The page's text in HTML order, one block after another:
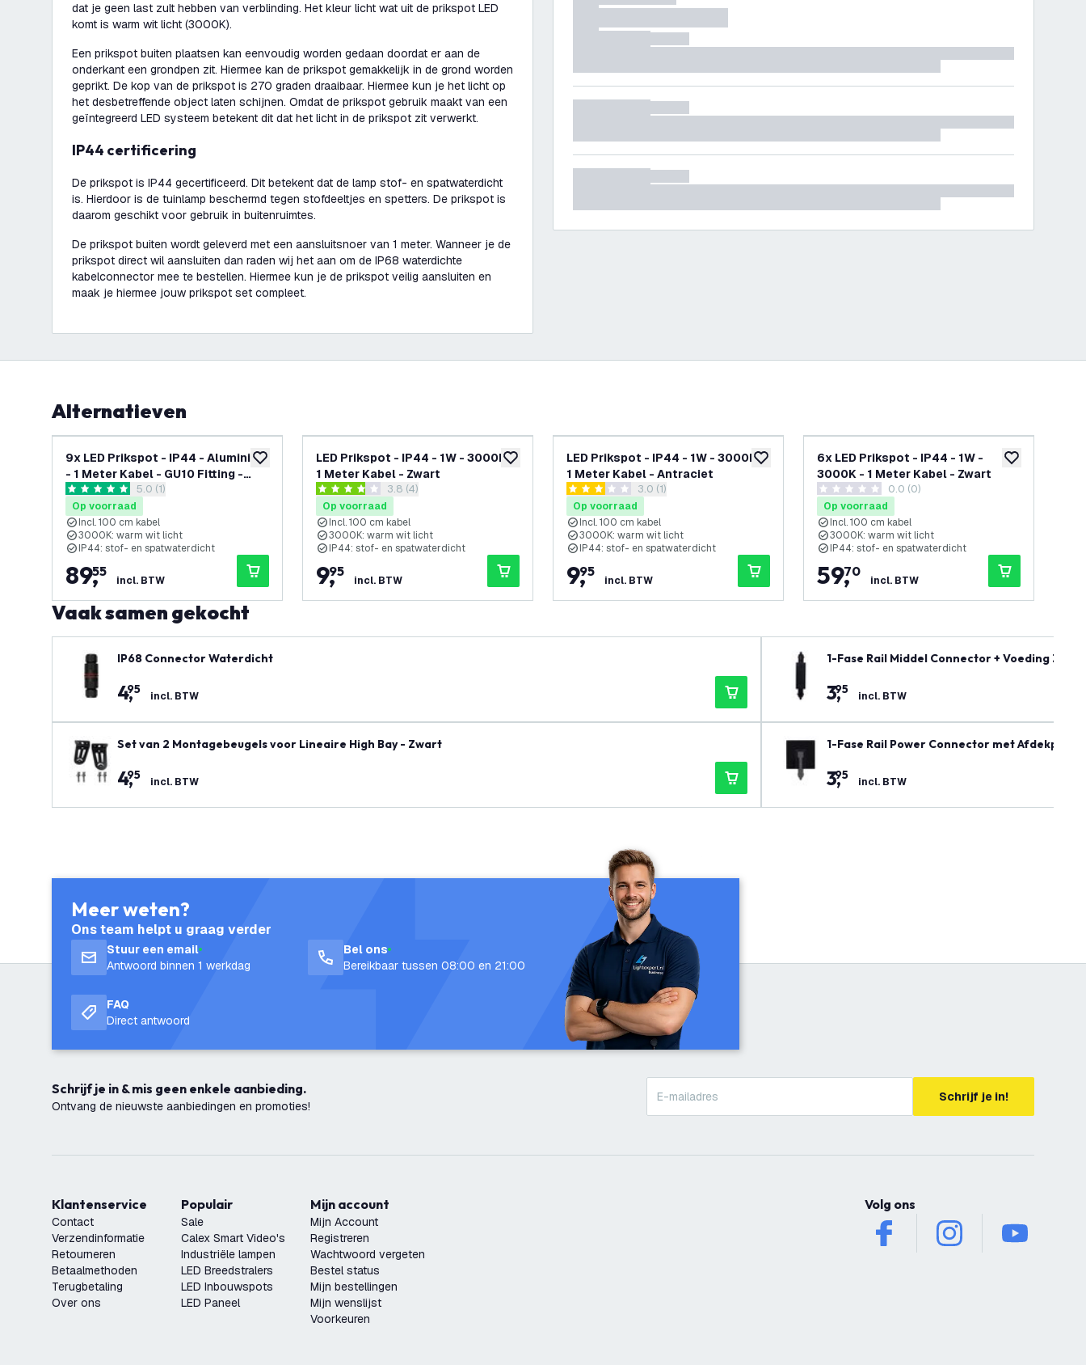
dat je geen last zult hebben van verblinding. Het kleur licht wat uit de prikspot LED
komt is warm wit licht (3000K).
Een prikspot buiten plaatsen kan eenvoudig worden gedaan doordat er aan de
onderkant een grondpen zit. Hiermee kan de prikspot gemakkelijk in de grond worden
geprikt. De kop van de prikspot is 270 graden draaibaar. Hiermee kun je het licht op
het desbetreffende object laten schijnen. Omdat de prikspot gebruik maakt van een
geïntegreerd LED systeem betekent dit dat het licht in de prikspot zit verwerkt.
IP44 certificering
De prikspot is IP44 gecertificeerd. Dit betekent dat de lamp stof- en spatwaterdicht
is. Hierdoor is de tuinlamp beschermd tegen stofdeeltjes en spetters. De prikspot is
daarom geschikt voor gebruik in buitenruimtes.
De prikspot buiten wordt geleverd met een aansluitsnoer van 1 meter. Wanneer je de
prikspot direct wil aansluiten dan raden wij het aan om de IP68 waterdichte
kabelconnector mee te bestellen. Hiermee kun je de prikspot veilig aansluiten en
maak je hiermee jouw prikspot set compleet.
Alternatieven
toevoegen aan verlanglijst
9x LED Prikspot - IP44 - Aluminium
- 1 Meter Kabel - GU10 Fitting -
Antracietreviews drawer openen
5 score sterren5.0 (1)
Op voorraad
Incl. 100 cm kabel
3000K: warm wit licht
IP44: stof- en spatwaterdicht
89,
55
incl. BTW
toevoegen aan verlanglijst
LED Prikspot - IP44 - 1W - 3000K -
1 Meter Kabel - Zwart
reviews drawer openen
3.8 score sterren3.8 (4)
Op voorraad
Incl. 100 cm kabel
3000K: warm wit licht
IP44: stof- en spatwaterdicht
9,
95
incl. BTW
toevoegen aan verlanglijst
LED Prikspot - IP44 - 1W - 3000K -
1 Meter Kabel - Antraciet
reviews drawer openen
3 score sterren3.0 (1)
Op voorraad
Incl. 100 cm kabel
3000K: warm wit licht
IP44: stof- en spatwaterdicht
9,
95
incl. BTW
toevoegen
6x LED Prikspot - IP44 - 1W -
3000K - 1 Meter Kabel - Zwart
0 score sterren0.0 (0)
Op voorraad
Incl. 100 cm kabel
3000K: warm wit licht
IP44: stof- en spatwaterdicht
59,
70
incl. BTW
Vaak samen gekocht
IP68 Connector Waterdicht
4,
95 incl. BTW
Set van 2 Montagebeugels voor Lineaire High Bay - Zwart
4,
95 incl. BTW
1-Fase Rail Middel Connector + Voeding Zwart
3,
95 incl. BTW
1-Fase Rail Power Connector met Afdekplaat
3,
95 incl. BTW
Meer weten?
Ons team helpt u graag verder
Stuur een email
Antwoord binnen 1 werkdag
Bel ons
Bereikbaar tussen 08:00 en 21:00
FAQ
Direct antwoord
Schrijf je in & mis geen enkele aanbieding.
Ontvang de nieuwste aanbiedingen en promoties!
Schrijf je in!
Klantenservice
Contact
Verzendinformatie
Retourneren
Betaalmethoden
Terugbetaling
Over ons
Populair
Sale
Calex Smart Video's
Industriële lampen
LED Breedstralers
LED Inbouwspots
LED Paneel
Mijn account
Mijn Account
Registreren
Wachtwoord vergeten
Bestel status
Mijn bestellingen
Mijn wenslijst
Voorkeuren
Volg ons
facebook instagram youtube